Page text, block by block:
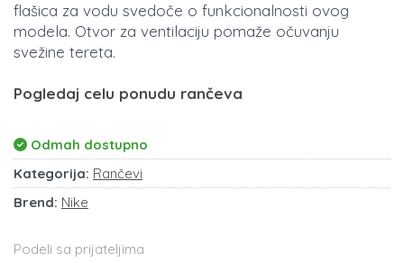
flašica za vodu svedoče o funkcionalnosti ovog
modela. Otvor za ventilaciju pomaže očuvanju
svežine tereta.
Pogledaj celu ponudu rančeva
Odmah dostupno
Kategorija: Rančevi
Brend: Nike
Podeli sa prijateljima